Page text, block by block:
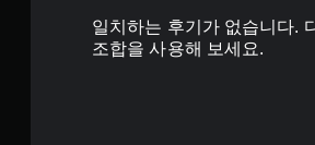
일치하는 후기가 없습니다.
조합을 사용해 보세요.